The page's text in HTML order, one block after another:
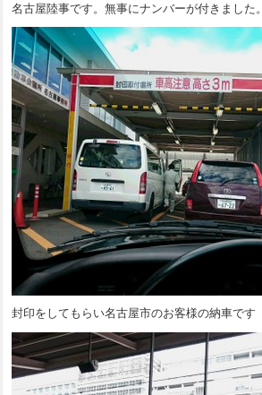
名古屋陸事です。無事にナンバーが付きました。
封印をしてもらい名古屋市のお客様の納車です